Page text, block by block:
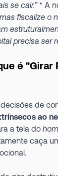
se cair.”* A
fiscalize o
precisa ser
é "Girar
de
ao
a tela do
caça